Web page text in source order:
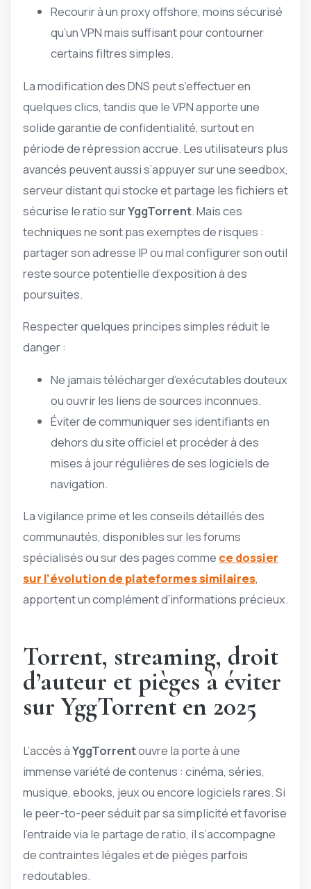
Recourir à un proxy offshore, moins sécurisé
qu’un VPN mais suffisant pour contourner
certains filtres simples.
La modification des DNS peut s’effectuer en
quelques clics, tandis que le VPN apporte une
solide garantie de confidentialité, surtout en
période de répression accrue. Les utilisateurs plus
avancés peuvent aussi s’appuyer sur une seedbox,
serveur distant qui stocke et partage les fichiers et
sécurise le ratio surYggTorrent. Mais ces
techniques ne sont pas exemptes de risques :
partager son adresse IP ou mal configurer son outil
reste source potentielle d’exposition à des
poursuites.
Respecter quelques principes simples réduit le
danger :
Ne jamais télécharger d’exécutables douteux
ou ouvrir les liens de sources inconnues.
Éviter de communiquer ses identifiants en
dehors du site officiel et procéder à des
mises à jour régulières de ses logiciels de
navigation.
La vigilance prime et les conseils détaillés des
communautés, disponibles sur les forums
spécialisés ou sur des pages comme ce dossier
sur l’évolution de plateformes similaires,
apportent un complément d’informations précieux.
Torrent, streaming, droit
d’auteur et pièges à éviter
sur YggTorrent en 2025
L’accès àYggTorrentouvre la porte à une
immense variété de contenus : cinéma, séries,
musique, ebooks, jeux ou encore logiciels rares. Si
le peer-to-peer séduit par sa simplicité et favorise
l’entraide via le partage de ratio, il s’accompagne
de contraintes légales et de pièges parfois
redoutables.